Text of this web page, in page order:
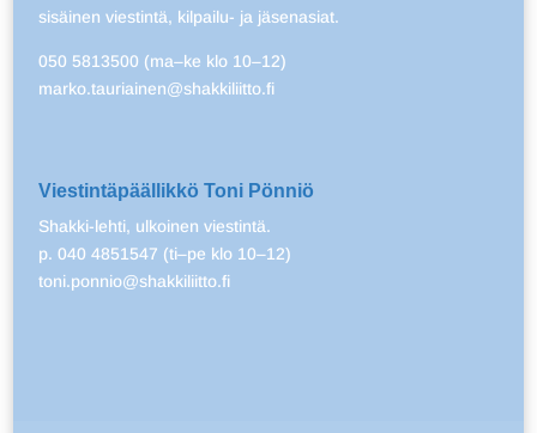
sisäinen viestintä, kilpailu- ja jäsenasiat.
050 5813500 (ma–ke klo 10–12)
marko.tauriainen@shakkiliitto.fi
Viestintäpäällikkö Toni Pönniö
Shakki-lehti, ulkoinen viestintä.
p. 040 4851547 (ti–pe klo 10–12)
toni.ponnio@shakkiliitto.fi